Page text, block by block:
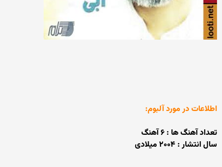
اطلاعات در مورد آلبوم:
تعداد آهنگ ها : ۶ آهنگ
سال انتشار : ۲۰۰۴ میلادی